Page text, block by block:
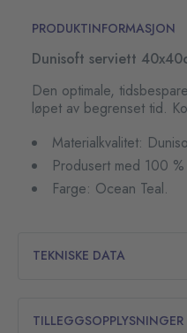
PRODUKTINFORMASJON
Dunisoft serviett
Den optimale,
løpet av begrenset tid.
Materialkvalitet:
Produsert med 100
Farge: Ocean Teal.
TEKNISKE DATA
TILLEGGSOPPLYSNINGER